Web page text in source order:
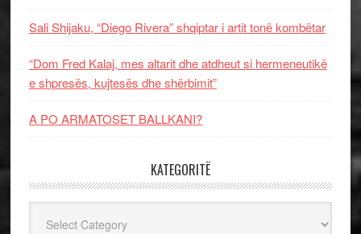
Sali Shijaku, “Diego Rivera” shqiptar i artit tonë kombëtar
“Dom Fred Kalaj, mes altarit dhe atdheut si hermeneutikë
e shpresës, kujtesës dhe shërbimit”
A PO ARMATOSET BALLKANI?
KATEGORITË